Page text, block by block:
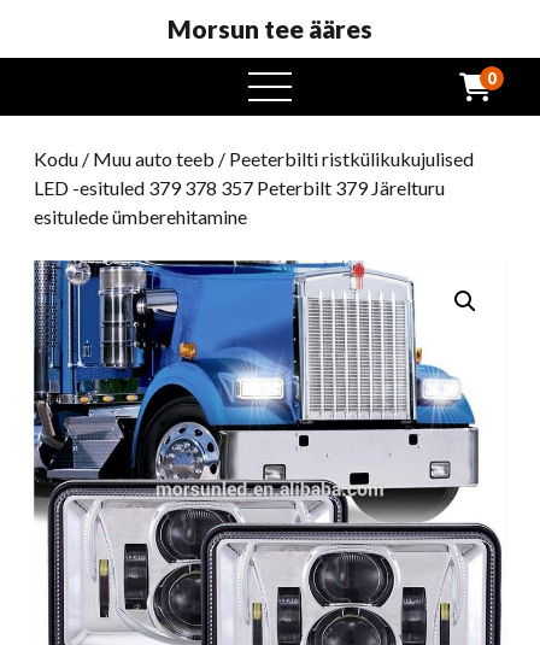
Morsun tee ääres
avatud
menüü
0
Kodu / Muu auto teeb / Peeterbilti ristkülikukujulised
LED -esituled 379 378 357 Peterbilt 379 Järelturu
esitulede ümberehitamine